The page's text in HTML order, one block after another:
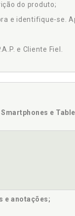
do produto;
e identifique-se.
e Cliente Fiel.
Smartphones e
e anotações;